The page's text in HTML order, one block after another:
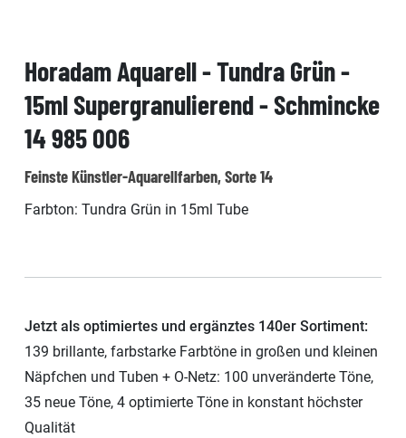
Horadam Aquarell - Tundra Grün -
15ml Supergranulierend - Schmincke
14 985 006
Feinste Künstler-Aquarellfarben, Sorte 14
Farbton: Tundra Grün in 15ml Tube
Jetzt als optimiertes und ergänztes 140er Sortiment:
139 brillante, farbstarke Farbtöne in großen und kleinen
Näpfchen und Tuben + O-Netz: 100 unveränderte Töne,
35 neue Töne, 4 optimierte Töne in konstant höchster
Qualität